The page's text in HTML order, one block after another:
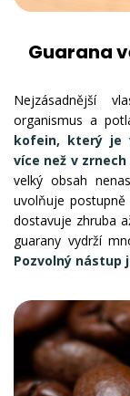
Guarana
Nejzásadnější
organismus a
kofein, který je
více než v
velký obsah
uvolňuje
dostavuje zhruba
guarany vydrží
Pozvolný nástup